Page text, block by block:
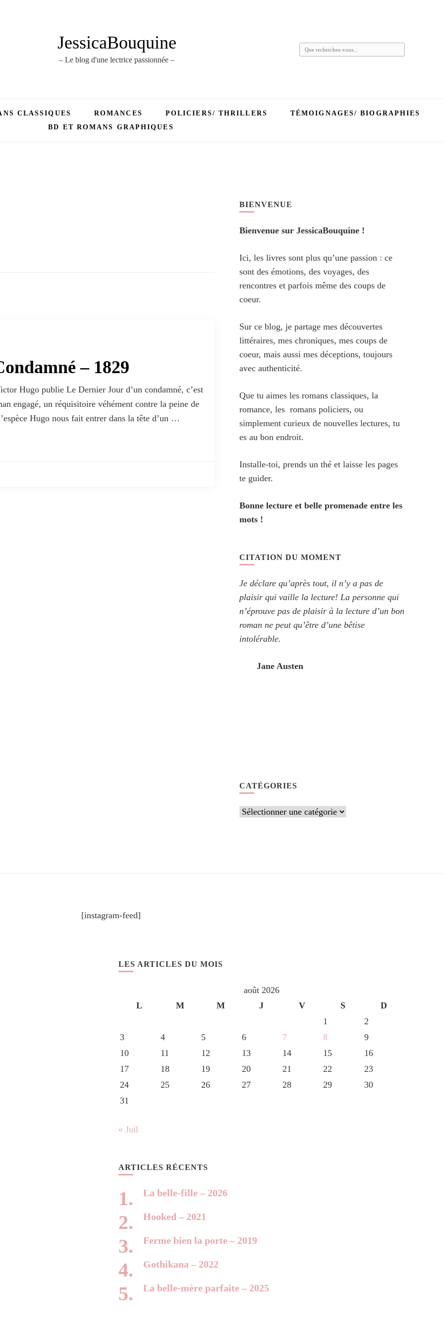
JessicaBouquine
– Le blog d'une lectrice passionnée –
Vous
CLASSIQUES ROMANCES POLICIERS/ THRILLERS
TÉMOIGNAGES/ BIOGRAPHIES
BD ET ROMANS GRAPHIQUES
– 1829
Hugo publie Le Dernier Jour d’un condamné, c’est
engagé, un réquisitoire véhément contre la peine de
Hugo nous fait entrer dans la tête d’un …
BIENVENUE
Bienvenue sur JessicaBouquine !
Ici, les livres sont plus qu’une passion : ce
sont des émotions, des voyages, des
rencontres et parfois même des coups de
coeur.
Sur ce blog, je partage mes découvertes
littéraires, mes chroniques, mes coups de
coeur, mais aussi mes déceptions, toujours
avec authenticité.
Que tu aimes les romans classiques, la
romance, les romans policiers, ou
simplement curieux de nouvelles lectures, tu
es au bon endroit.
Installe-toi, prends un thé et laisse les pages
te guider.
Bonne lecture et belle promenade entre les
mots !
CITATION DU MOMENT
Je déclare qu’après tout, il n’y a pas de
plaisir qui vaille la lecture! La personne qui
n’éprouve pas de plaisir à la lecture d’un bon
roman ne peut qu’être d’une bêtise
intolérable.
Jane Austen
CATÉGORIES
Catégories
[instagram-feed]
LES ARTICLES DU MOIS
août 2026
L
M M J V S
D
1
2
3
4 5 6 7 8
9
10
11 12 13 14 15
16
17
18 19 20 21 22
23
24
25 26 27 28 29
30
31
« Juil
ARTICLES RÉCENTS
La belle-fille – 2026
Hooked – 2021
Ferme bien la porte – 2019
Gothikana – 2022
La belle-mère parfaite – 2025